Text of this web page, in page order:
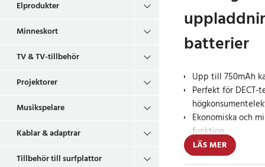
Elprodukter
Minneskort
TV & TV-tillbehör
Projektorer
Musikspelare
Kablar & adaptrar
Tillbehör till surfplattor
batterier
Upp till 750mAh
Perfekt för DECT-
Ekonomiska och
funktion
Panasonic
LÄS MER